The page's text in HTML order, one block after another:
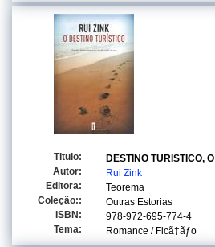
Titulo:
DESTINO TURISTICO, O
Autor:
Rui Zink
Editora:
Teorema
Coleção::
Outras Estorias
ISBN:
978-972-695-774-4
Tema:
Romance / Ficã‡ãƒo